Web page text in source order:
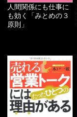
人間関係にも仕事に
も効く「みとめの３
原則」